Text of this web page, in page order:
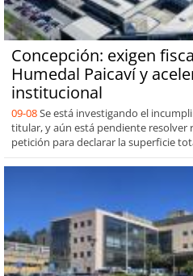
Concepción: exigen
Humedal Paicaví y
institucional
09-08Se está investigando el
titular, y aún está pendiente resolver
petición para declarar la superficie